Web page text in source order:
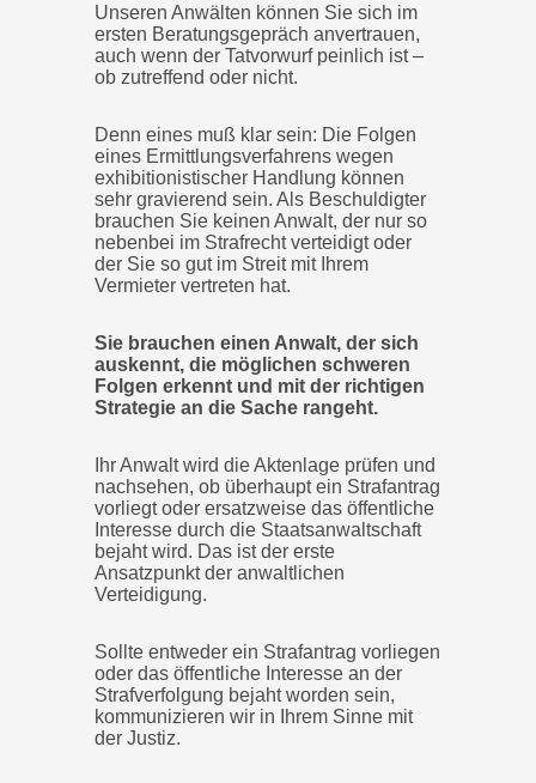
Unseren Anwälten können Sie sich im
ersten Beratungsgepräch anvertrauen,
auch wenn der Tatvorwurf peinlich ist –
ob zutreffend oder nicht.
Denn eines muß klar sein: Die Folgen
eines Ermittlungsverfahrens wegen
exhibitionistischer Handlung können
sehr gravierend sein. Als Beschuldigter
brauchen Sie keinen Anwalt, der nur so
nebenbei im Strafrecht verteidigt oder
der Sie so gut im Streit mit Ihrem
Vermieter vertreten hat.
Sie brauchen einen Anwalt, der sich
auskennt, die möglichen schweren
Folgen erkennt und mit der richtigen
Strategie an die Sache rangeht.
Ihr Anwalt wird die Aktenlage prüfen und
nachsehen, ob überhaupt ein Strafantrag
vorliegt oder ersatzweise das öffentliche
Interesse durch die Staatsanwaltschaft
bejaht wird. Das ist der erste
Ansatzpunkt der anwaltlichen
Verteidigung.
Sollte entweder ein Strafantrag vorliegen
oder das öffentliche Interesse an der
Strafverfolgung bejaht worden sein,
kommunizieren wir in Ihrem Sinne mit
der Justiz.